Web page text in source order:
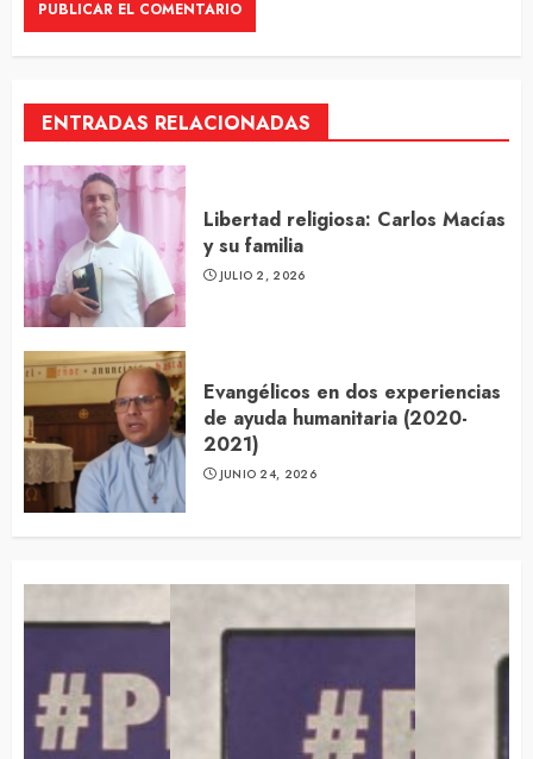
ENTRADAS RELACIONADAS
Libertad religiosa: Carlos Macías
y su familia
JULIO 2, 2026
Evangélicos en dos experiencias
de ayuda humanitaria (2020-
2021)
JUNIO 24, 2026